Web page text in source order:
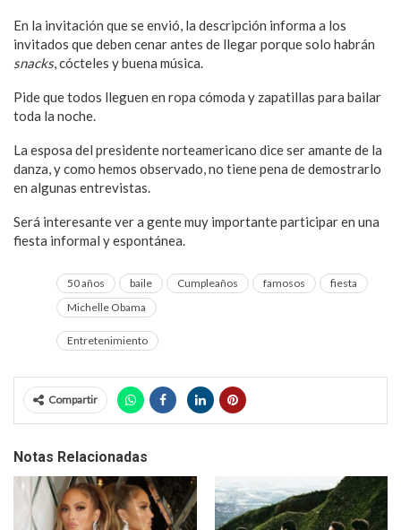
En la invitación que se envió, la descripción informa a los
invitados que deben cenar antes de llegar porque solo habrán
snacks, cócteles y buena música.
Pide que todos lleguen en ropa cómoda y zapatillas para bailar
toda la noche.
La esposa del presidente norteamericano dice ser amante de la
danza, y como hemos observado, no tiene pena de demostrarlo
en algunas entrevistas.
Será interesante ver a gente muy importante participar en una
fiesta informal y espontánea.
50 años baile Cumpleaños famosos
fiesta
Michelle Obama
Entretenimiento
Compartir
Notas Relacionadas